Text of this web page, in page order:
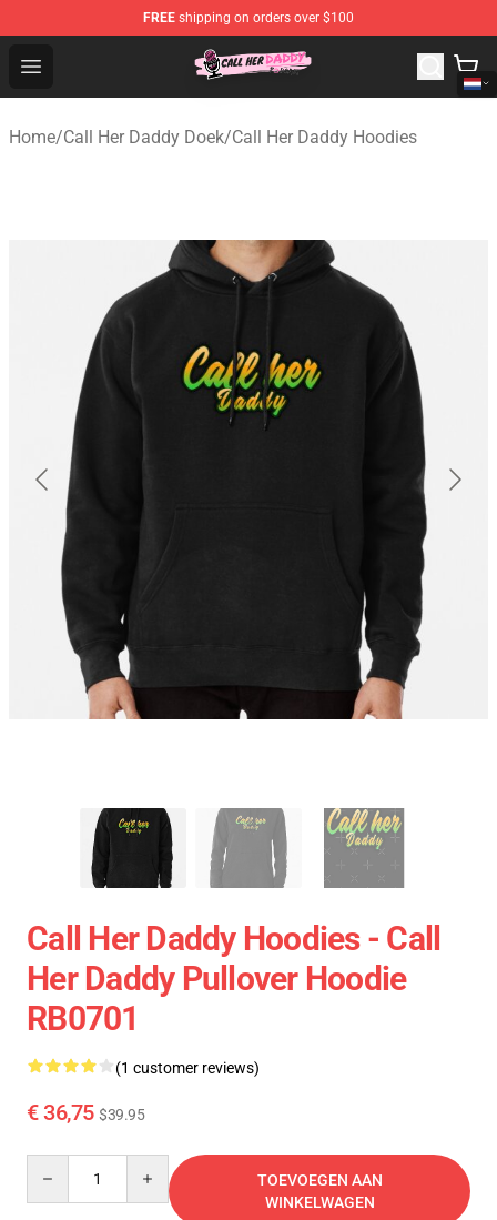
FREE shipping on orders over $100
Open menu
Call Her Daddy Store - Official Call Her Daddy
Home/Call Her Daddy Doek/Call Her Daddy Hoodies
Call Her Daddy Hoodies - Call
Her Daddy Pullover Hoodie
RB0701
(1 customer reviews)
€ 36,75 $39.95
TOEVOEGEN AAN
WINKELWAGEN